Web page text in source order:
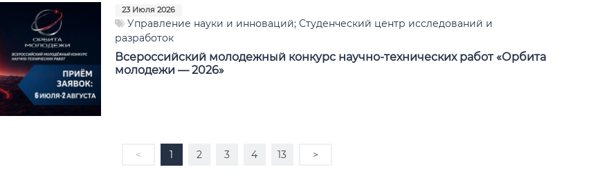
23 Июля 2026
Управление науки и инноваций; Студенческий центр исследований и
разработок
Всероссийский молодежный конкурс научно-технических работ «Орбита
молодежи — 2026»
< 1 2 3 4 13 >